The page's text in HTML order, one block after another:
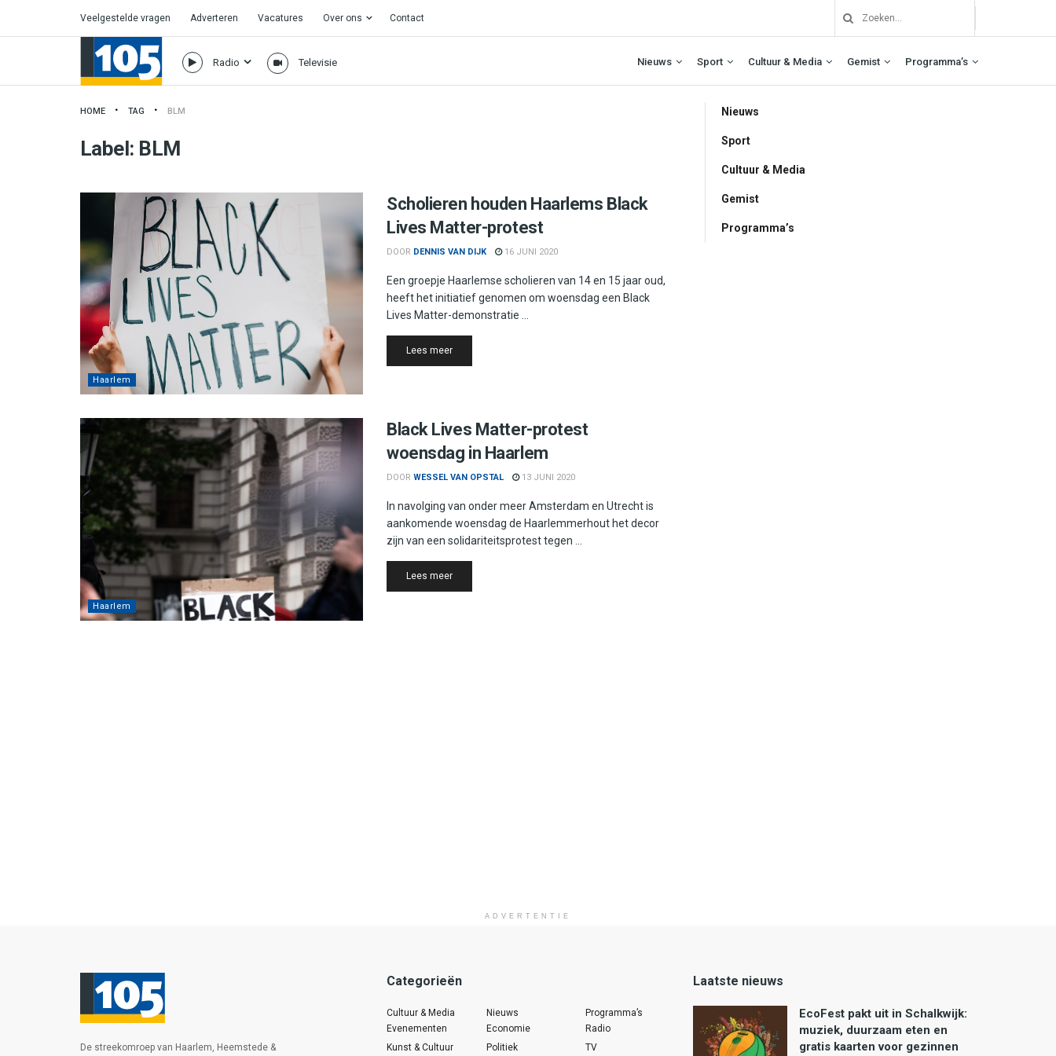
Veelgestelde vragen Adverteren Vacatures Over ons Contact
Radio Televisie Nieuws Sport Cultuur & Media Gemist Programma’s
HOME TAG BLM
Label: BLM
Haarlem
Scholieren houden Haarlems Black
Lives Matter-protest
DOOR DENNIS VAN DIJK 16 JUNI 2020
Een groepje Haarlemse scholieren van 14 en 15 jaar oud,
heeft het initiatief genomen om woensdag een Black
Lives Matter-demonstratie ...
Lees meerDetails
Haarlem
Black Lives Matter-protest
woensdag in Haarlem
DOOR WESSEL VAN OPSTAL 13 JUNI 2020
In navolging van onder meer Amsterdam en Utrecht is
aankomende woensdag de Haarlemmerhout het decor
zijn van een solidariteitsprotest tegen ...
Lees meerDetails
Nieuws
Sport
Cultuur & Media
Gemist
Programma’s
ADVERTENTIE
De streekomroep van Haarlem, Heemstede &
Categorieën
Cultuur & Media
Evenementen
Kunst & Cultuur
Nieuws
Economie
Politiek
Programma’s
Radio
TV
Laatste nieuws
EcoFest pakt uit in Schalkwijk:
muziek, duurzaam eten en
gratis kaarten voor gezinnen